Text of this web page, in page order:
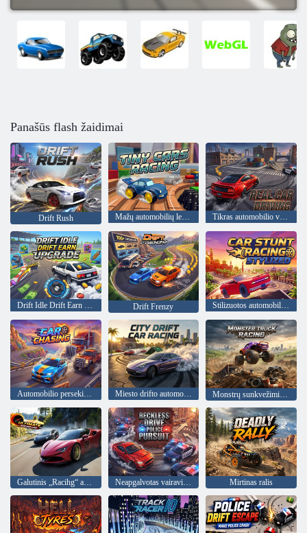
Panašūs flash žaidimai
Drift Rush Mažų automobilių lenktynės Tikras automobilio vairavimas
Drift Idle Drift Earn Upgrade Drift Frenzy Stilizuotos automobilių kaskadininkų lenktynės
Automobilio persekiojimas Miesto drifto automobilių lenktynės Monstrų sunkvežimių lenktynės
Galutinis „Racihg“ automobilis Neapgalvotas vairavimas – policijos persekiojimas Mirtinas ralis